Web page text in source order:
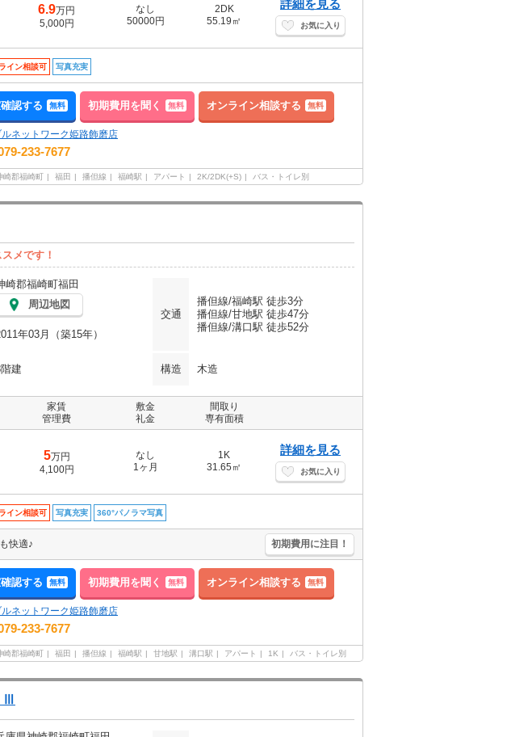
6.9万円
5,000円
なし
50000円
2DK
55.19㎡
詳細を見る
お気に入り
イン相談可 写真充実
認する 無料 初期費用を聞く 無料 オンライン相談する 無料
ネットワーク姫路飾磨店
233-7677
崎郡福崎町 福田 播但線 福崎駅 アパート 2K/2DK(+S) バス・トイレ別
メです！
崎郡福崎町福田
周辺地図
交通
播但線/福崎駅 徒歩3分
播但線/甘地駅 徒歩47分
播但線/溝口駅 徒歩52分
年03月（築15年）
建 構造 木造
家賃
管理費
敷金
礼金
間取り
専有面積
5万円
4,100円
なし
1ヶ月
1K
31.65㎡
詳細を見る
お気に入り
イン相談可 写真充実 360°パノラマ写真
快適♪ 初期費用に注目！
認する 無料 初期費用を聞く 無料 オンライン相談する 無料
ネットワーク姫路飾磨店
233-7677
崎郡福崎町 福田 播但線 福崎駅 甘地駅 溝口駅 アパート 1K バス・トイレ別